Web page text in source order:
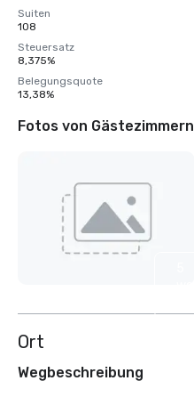
Suiten
108
Steuersatz
8,375%
Belegungsquote
13,38%
Fotos von Gästezimmern
Ort
Wegbeschreibung